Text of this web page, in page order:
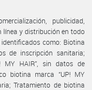
publicidad,
línea y distribución en todo
como: Biotina
de inscripción sanitaria;
MY HAIR”, sin datos de
biotina marca “UP! MY
Tratamiento de biotina